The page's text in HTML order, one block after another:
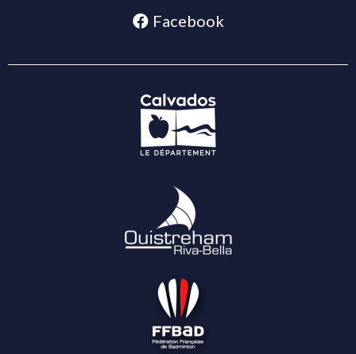
Facebook